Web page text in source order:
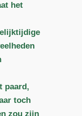
het
paard,
toch
zou zijn